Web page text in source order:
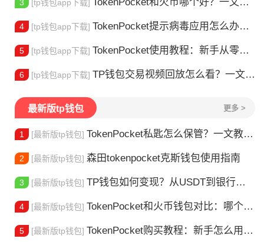
3 [tp钱包app下载]
4 [tp钱包app下载] TokenPocket提示病毒应用怎么办？原因全解析
5 [tp钱包app下载] TokenPocket使用教程：新手从零学会钱包操作
6 [tp钱包app下载] TP钱包交易视频回放怎么看？一文教你轻松找回
最新版tp钱包 更多 >
1 [最新版tp钱包] TokenPocket私匙怎么保管？一文教你守住钱包资产
2 [最新版tp钱包] 森田tokenpocket克斯钱包使用指南
3 [最新版tp钱包] TP钱包如何变现？从USDT到银行卡的完整攻略
4 [最新版tp钱包] TokenPocket和火币钱包对比：哪个更适合你？
5 [最新版tp钱包] TokenPocket购买教程：新手怎么用TP钱包买币